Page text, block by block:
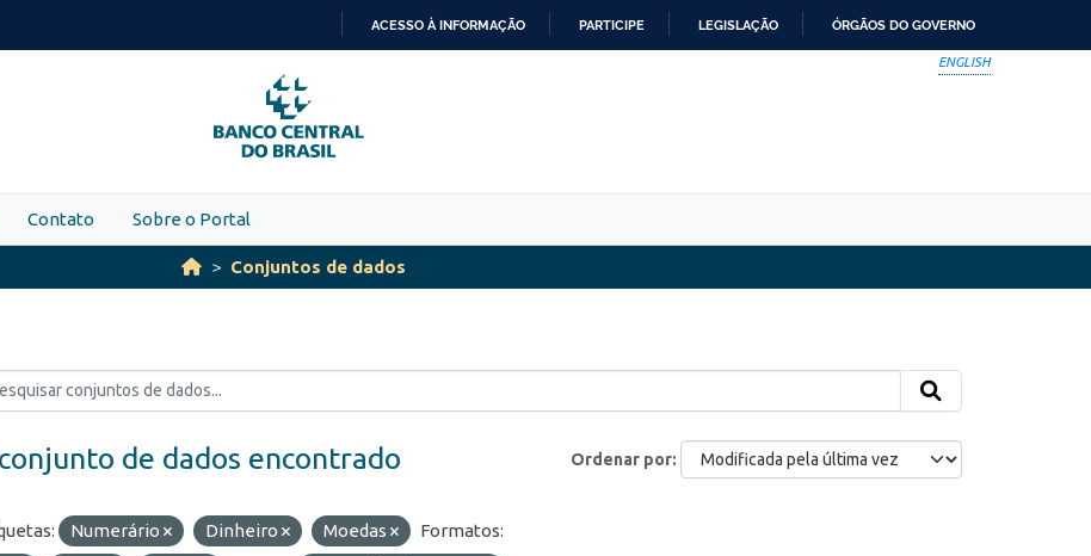
PARA
O
CONTEÚDO
ACESSO À INFORMAÇÃO PARTICIPE LEGISLAÇÃO ÓRGÃOS DO GOVERNO
ENGLISH
Contato Sobre o Portal
Conjuntos de dados
Ordenar por
de dados encontrado
Numerário Dinheiro Moedas
Formatos: